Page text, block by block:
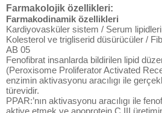
Farmakolojik özellikleri:
Farmakodinamik özellikleri
Kardiyovasküler sistem / Serum
Kolesterol ve trigliserid düsürücüler /
AB 05
Fenofibrat insanlarda bildirilen lipid
(Peroxisome Proliferator Activated
enzimin aktivasyonu aracılıgı ile
türevidir.
PPAR:’nın aktivasyonu aracılıgı ile
aktive etmek ve apoprotein C III